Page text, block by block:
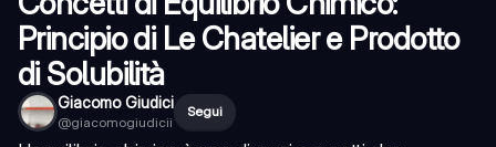
Principio di Le Chatelier e Prodotto
di Solubilità
Giacomo Giudici
@giacomogiudicii
Segui